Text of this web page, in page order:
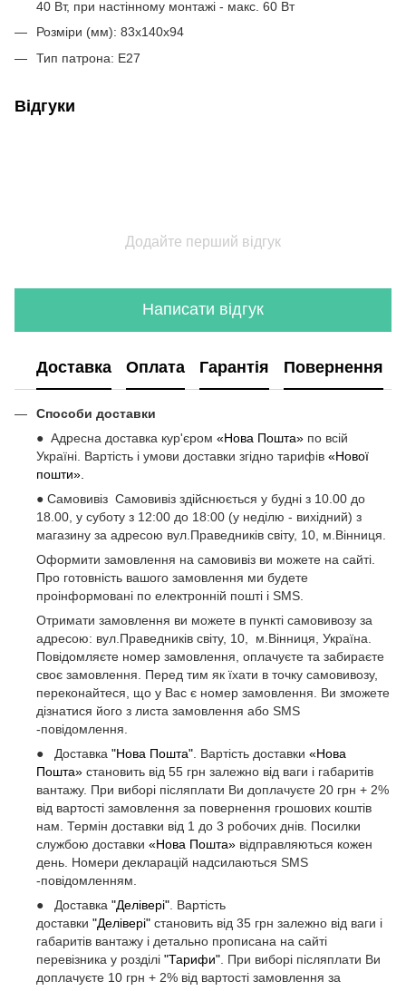
40 Вт, при настінному монтажі - макс. 60 Вт
Розміри (мм): 83х140х94
Тип патрона: E27
Відгуки
Додайте перший відгук
Написати відгук
Доставка Оплата Гарантія Повернення
Способи доставки
● Адресна доставка кур'єром «Нова Пошта» по всій
Україні. Вартість і умови доставки згідно тарифів «Нової
пошти».
● Самовивіз Самовивіз здійснюється у будні з 10.00 до
18.00, у суботу з 12:00 до 18:00 (у неділю - вихідний) з
магазину за адресою вул.Праведників світу, 10, м.Вінниця.
Оформити замовлення на самовивіз ви можете на сайті.
Про готовність вашого замовлення ми будете
проінформовані по електронній пошті і SMS.
Отримати замовлення ви можете в пункті самовивозу за
адресою: вул.Праведників світу, 10, м.Вінниця, Україна.
Повідомляєте номер замовлення, оплачуєте та забираєте
своє замовлення. Перед тим як їхати в точку самовивозу,
переконайтеся, що у Вас є номер замовлення. Ви зможете
дізнатися його з листа замовлення або SMS
-повідомлення.
● Доставка "Нова Пошта" . Вартість доставки «Нова
Пошта» становить від 55 грн залежно від ваги і габаритів
вантажу. При виборі післяплати Ви доплачуєте 20 грн + 2%
від вартості замовлення за повернення грошових коштів
нам. Термін доставки від 1 до 3 робочих днів. Посилки
службою доставки «Нова Пошта» відправляються кожен
день. Номери декларацій надсилаються SMS
-повідомленням.
● Доставка "Делівері" . Вартість
доставки "Делівері" становить від 35 грн залежно від ваги і
габаритів вантажу і детально прописана на сайті
перевізника у розділі "Тарифи" . При виборі післяплати Ви
доплачуєте 10 грн + 2% від вартості замовлення за